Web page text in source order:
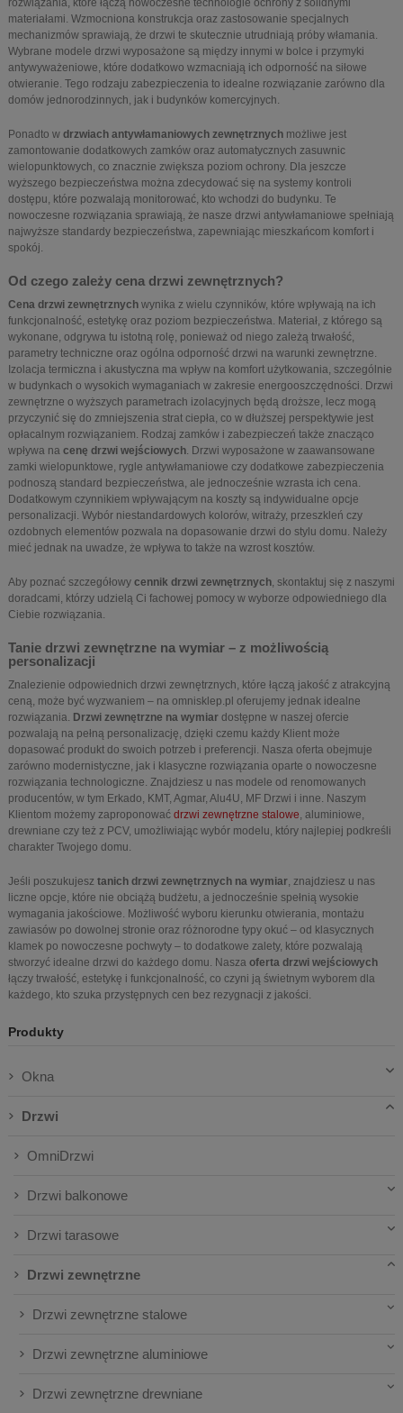
rozwiązania, które łączą nowoczesne technologie ochrony z solidnymi
materiałami. Wzmocniona konstrukcja oraz zastosowanie specjalnych
mechanizmów sprawiają, że drzwi te skutecznie utrudniają próby włamania.
Wybrane modele drzwi wyposażone są między innymi w bolce i przymyki
antywyważeniowe, które dodatkowo wzmacniają ich odporność na siłowe
otwieranie. Tego rodzaju zabezpieczenia to idealne rozwiązanie zarówno dla
domów jednorodzinnych, jak i budynków komercyjnych.
Ponadto w drzwiach antywłamaniowych zewnętrznych możliwe jest
zamontowanie dodatkowych zamków oraz automatycznych zasuwnic
wielopunktowych, co znacznie zwiększa poziom ochrony. Dla jeszcze
wyższego bezpieczeństwa można zdecydować się na systemy kontroli
dostępu, które pozwalają monitorować, kto wchodzi do budynku. Te
nowoczesne rozwiązania sprawiają, że nasze drzwi antywłamaniowe spełniają
najwyższe standardy bezpieczeństwa, zapewniając mieszkańcom komfort i
spokój.
Od czego zależy cena drzwi zewnętrznych?
Cena drzwi zewnętrznych wynika z wielu czynników, które wpływają na ich
funkcjonalność, estetykę oraz poziom bezpieczeństwa. Materiał, z którego są
wykonane, odgrywa tu istotną rolę, ponieważ od niego zależą trwałość,
parametry techniczne oraz ogólna odporność drzwi na warunki zewnętrzne.
Izolacja termiczna i akustyczna ma wpływ na komfort użytkowania, szczególnie
w budynkach o wysokich wymaganiach w zakresie energooszczędności. Drzwi
zewnętrzne o wyższych parametrach izolacyjnych będą droższe, lecz mogą
przyczynić się do zmniejszenia strat ciepła, co w dłuższej perspektywie jest
opłacalnym rozwiązaniem. Rodzaj zamków i zabezpieczeń także znacząco
wpływa na cenę drzwi wejściowych. Drzwi wyposażone w zaawansowane
zamki wielopunktowe, rygle antywłamaniowe czy dodatkowe zabezpieczenia
podnoszą standard bezpieczeństwa, ale jednocześnie wzrasta ich cena.
Dodatkowym czynnikiem wpływającym na koszty są indywidualne opcje
personalizacji. Wybór niestandardowych kolorów, witraży, przeszkleń czy
ozdobnych elementów pozwala na dopasowanie drzwi do stylu domu. Należy
mieć jednak na uwadze, że wpływa to także na wzrost kosztów.
Aby poznać szczegółowy cennik drzwi zewnętrznych, skontaktuj się z naszymi
doradcami, którzy udzielą Ci fachowej pomocy w wyborze odpowiedniego dla
Ciebie rozwiązania.
Tanie drzwi zewnętrzne na wymiar – z możliwością
personalizacji
Znalezienie odpowiednich drzwi zewnętrznych, które łączą jakość z atrakcyjną
ceną, może być wyzwaniem – na omnisklep.pl oferujemy jednak idealne
rozwiązania. Drzwi zewnętrzne na wymiar dostępne w naszej ofercie
pozwalają na pełną personalizację, dzięki czemu każdy Klient może
dopasować produkt do swoich potrzeb i preferencji. Nasza oferta obejmuje
zarówno modernistyczne, jak i klasyczne rozwiązania oparte o nowoczesne
rozwiązania technologiczne. Znajdziesz u nas modele od renomowanych
producentów, w tym Erkado, KMT, Agmar, Alu4U, MF Drzwi i inne. Naszym
Klientom możemy zaproponować drzwi zewnętrzne stalowe, aluminiowe,
drewniane czy też z PCV, umożliwiając wybór modelu, który najlepiej podkreśli
charakter Twojego domu.
Jeśli poszukujesz tanich drzwi zewnętrznych na wymiar, znajdziesz u nas
liczne opcje, które nie obciążą budżetu, a jednocześnie spełnią wysokie
wymagania jakościowe. Możliwość wyboru kierunku otwierania, montażu
zawiasów po dowolnej stronie oraz różnorodne typy okuć – od klasycznych
klamek po nowoczesne pochwyty – to dodatkowe zalety, które pozwalają
stworzyć idealne drzwi do każdego domu. Nasza oferta drzwi wejściowych
łączy trwałość, estetykę i funkcjonalność, co czyni ją świetnym wyborem dla
każdego, kto szuka przystępnych cen bez rezygnacji z jakości.
Produkty
Okna
Drzwi
OmniDrzwi
Drzwi balkonowe
Drzwi tarasowe
Drzwi zewnętrzne
Drzwi zewnętrzne stalowe
Drzwi zewnętrzne aluminiowe
Drzwi zewnętrzne drewniane